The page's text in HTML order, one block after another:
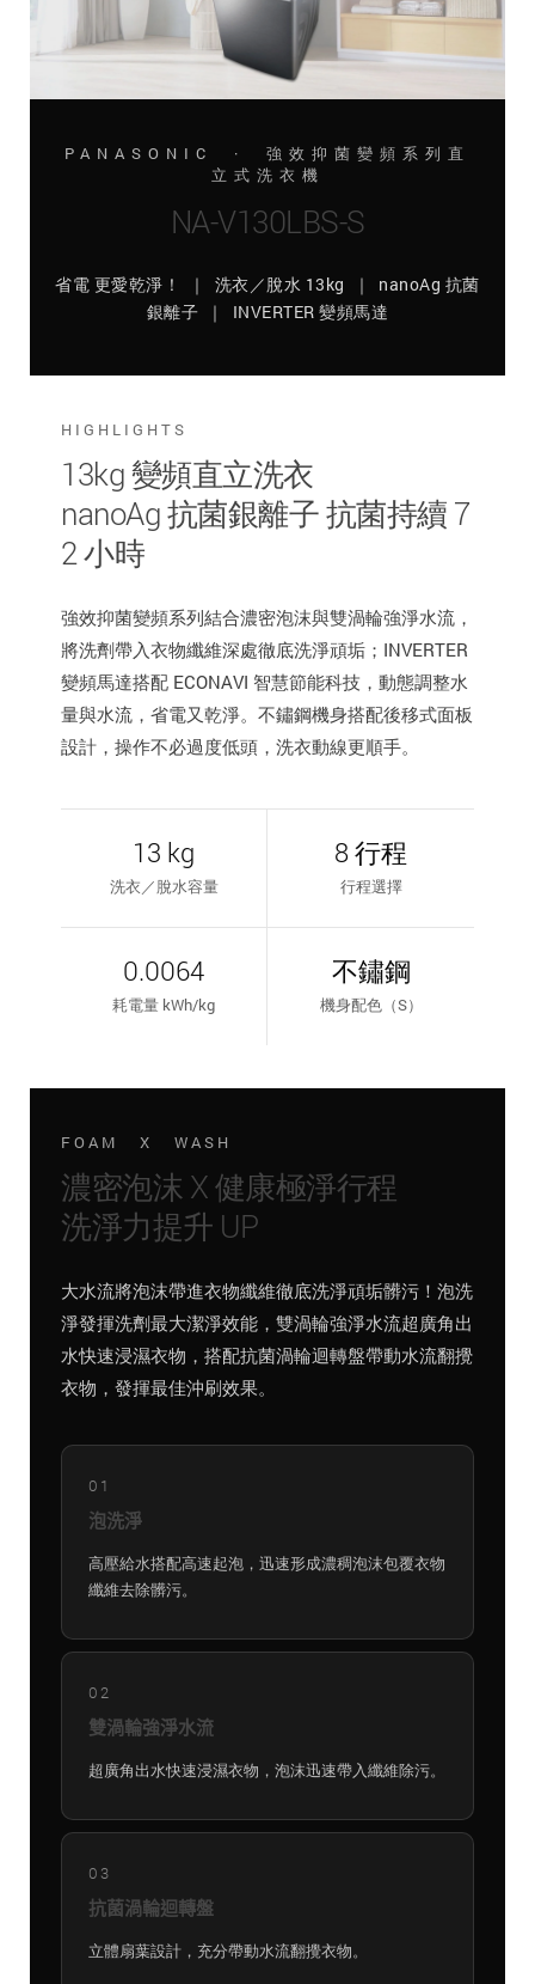
PANASONIC · 強效抑菌變頻系列直
立式洗衣機
NA-V130LBS-S
省電 更愛乾淨！ ｜ 洗衣／脫水 13kg ｜ nanoAg 抗菌
銀離子 ｜ INVERTER 變頻馬達
HIGHLIGHTS
13kg 變頻直立洗衣
nanoAg 抗菌銀離子 抗菌持續 7
2 小時
強效抑菌變頻系列結合濃密泡沫與雙渦輪強淨水流，
將洗劑帶入衣物纖維深處徹底洗淨頑垢；INVERTER
變頻馬達搭配 ECONAVI 智慧節能科技，動態調整水
量與水流，省電又乾淨。不鏽鋼機身搭配後移式面板
設計，操作不必過度低頭，洗衣動線更順手。
13 kg
洗衣／脫水容量
8 行程
行程選擇
0.0064
耗電量 kWh/kg
不鏽鋼
機身配色（S）
FOAM X WASH
濃密泡沫 X 健康極淨行程
洗淨力提升 UP
大水流將泡沫帶進衣物纖維徹底洗淨頑垢髒污！泡洗
淨發揮洗劑最大潔淨效能，雙渦輪強淨水流超廣角出
水快速浸濕衣物，搭配抗菌渦輪迴轉盤帶動水流翻攪
衣物，發揮最佳沖刷效果。
01
泡洗淨
高壓給水搭配高速起泡，迅速形成濃稠泡沫包覆衣物
纖維去除髒污。
02
雙渦輪強淨水流
超廣角出水快速浸濕衣物，泡沫迅速帶入纖維除污。
03
抗菌渦輪迴轉盤
立體扇葉設計，充分帶動水流翻攪衣物。